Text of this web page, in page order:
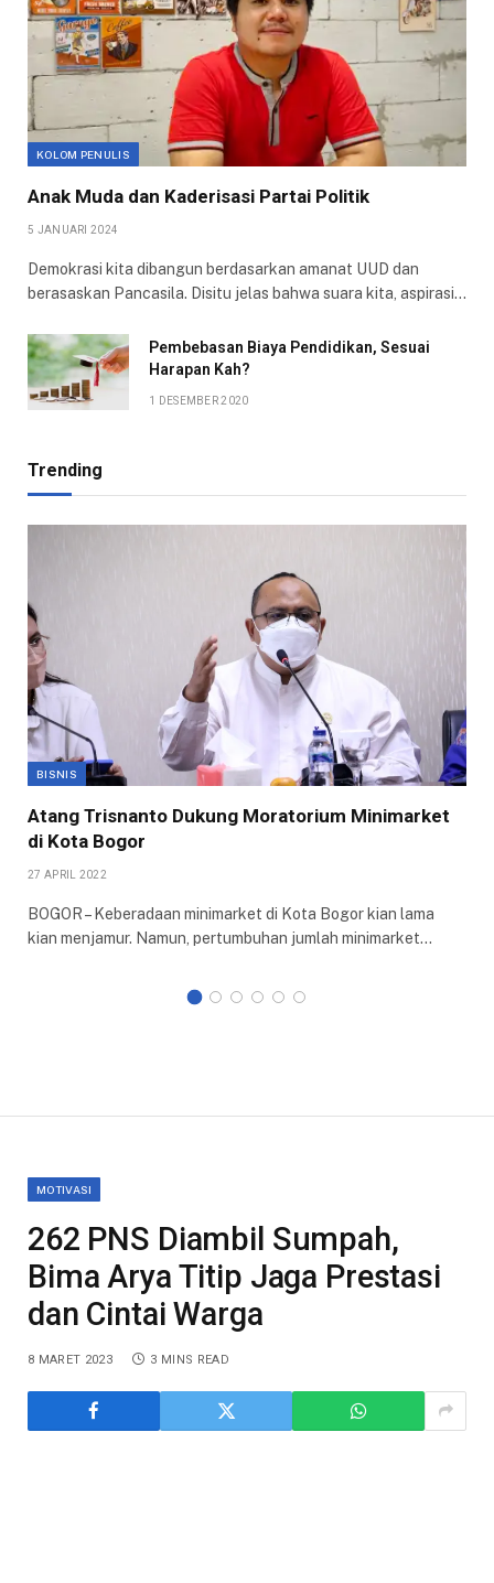
KOLOM PENULIS
Anak Muda dan Kaderisasi Partai Politik
5 JANUARI 2024
Demokrasi kita dibangun berdasarkan amanat UUD dan
berasaskan Pancasila. Disitu jelas bahwa suara kita, aspirasi…
Pembebasan Biaya Pendidikan, Sesuai
Harapan Kah?
1 DESEMBER 2020
Trending
BISNIS
Atang Trisnanto Dukung Moratorium Minimarket
di Kota Bogor
27 APRIL 2022
BOGOR – Keberadaan minimarket di Kota Bogor kian lama
kian menjamur. Namun, pertumbuhan jumlah minimarket…
MOTIVASI
262 PNS Diambil Sumpah,
Bima Arya Titip Jaga Prestasi
dan Cintai Warga
8 MARET 2023 3 MINS READ